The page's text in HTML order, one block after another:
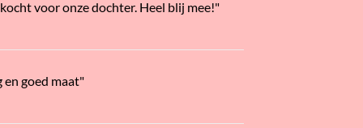
voor onze dochter. Heel blij mee!"
en goed maat"